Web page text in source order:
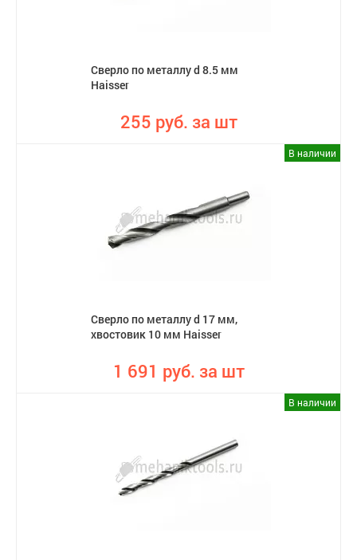
Сверло по металлу d 8.5 мм
Haisser
255 руб. за шт
В наличии
Сверло по металлу d 17 мм,
хвостовик 10 мм Haisser
1 691 руб. за шт
В наличии